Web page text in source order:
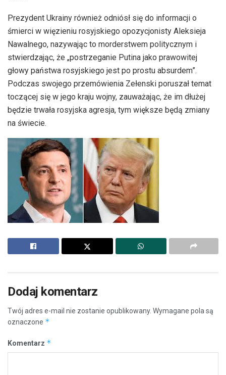
Prezydent Ukrainy również odniósł się do informacji o
śmierci w więzieniu rosyjskiego opozycjonisty Aleksieja
Nawalnego, nazywając to morderstwem politycznym i
stwierdzając, że „postrzeganie Putina jako prawowitej
głowy państwa rosyjskiego jest po prostu absurdem”.
Podczas swojego przemówienia Zełenski poruszał temat
toczącej się w jego kraju wojny, zauważając, że im dłużej
będzie trwała rosyjska agresja, tym większe będą zmiany
na świecie.
Dodaj komentarz
Twój adres e-mail nie zostanie opublikowany. Wymagane pola są
oznaczone *
Komentarz *